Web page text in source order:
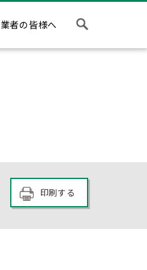
者の皆様へ
印刷する